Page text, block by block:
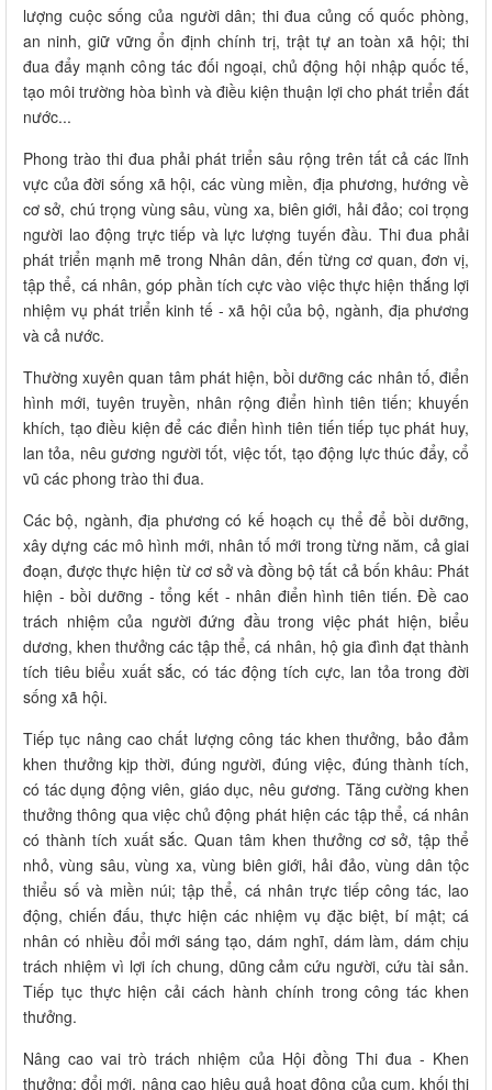
lượng cuộc sống của người dân; thi đua củng cố quốc phòng,
an ninh, giữ vững ổn định chính trị, trật tự an toàn xã hội; thi
đua đẩy mạnh công tác đối ngoại, chủ động hội nhập quốc tế,
tạo môi trường hòa bình và điều kiện thuận lợi cho phát triển đất
nước...
Phong trào thi đua phải phát triển sâu rộng trên tất cả các lĩnh
vực của đời sống xã hội, các vùng miền, địa phương, hướng về
cơ sở, chú trọng vùng sâu, vùng xa, biên giới, hải đảo; coi trọng
người lao động trực tiếp và lực lượng tuyến đầu. Thi đua phải
phát triển mạnh mẽ trong Nhân dân, đến từng cơ quan, đơn vị,
tập thể, cá nhân, góp phần tích cực vào việc thực hiện thắng lợi
nhiệm vụ phát triển kinh tế - xã hội của bộ, ngành, địa phương
và cả nước.
Thường xuyên quan tâm phát hiện, bồi dưỡng các nhân tố, điển
hình mới, tuyên truyền, nhân rộng điển hình tiên tiến; khuyến
khích, tạo điều kiện để các điển hình tiên tiến tiếp tục phát huy,
lan tỏa, nêu gương người tốt, việc tốt, tạo động lực thúc đẩy, cổ
vũ các phong trào thi đua.
Các bộ, ngành, địa phương có kế hoạch cụ thể để bồi dưỡng,
xây dựng các mô hình mới, nhân tố mới trong từng năm, cả giai
đoạn, được thực hiện từ cơ sở và đồng bộ tất cả bốn khâu: Phát
hiện - bồi dưỡng - tổng kết - nhân điển hình tiên tiến. Đề cao
trách nhiệm của người đứng đầu trong việc phát hiện, biểu
dương, khen thưởng các tập thể, cá nhân, hộ gia đình đạt thành
tích tiêu biểu xuất sắc, có tác động tích cực, lan tỏa trong đời
sống xã hội.
Tiếp tục nâng cao chất lượng công tác khen thưởng, bảo đảm
khen thưởng kịp thời, đúng người, đúng việc, đúng thành tích,
có tác dụng động viên, giáo dục, nêu gương. Tăng cường khen
thưởng thông qua việc chủ động phát hiện các tập thể, cá nhân
có thành tích xuất sắc. Quan tâm khen thưởng cơ sở, tập thể
nhỏ, vùng sâu, vùng xa, vùng biên giới, hải đảo, vùng dân tộc
thiểu số và miền núi; tập thể, cá nhân trực tiếp công tác, lao
động, chiến đấu, thực hiện các nhiệm vụ đặc biệt, bí mật; cá
nhân có nhiều đổi mới sáng tạo, dám nghĩ, dám làm, dám chịu
trách nhiệm vì lợi ích chung, dũng cảm cứu người, cứu tài sản.
Tiếp tục thực hiện cải cách hành chính trong công tác khen
thưởng.
Nâng cao vai trò trách nhiệm của Hội đồng Thi đua - Khen
thưởng; đổi mới, nâng cao hiệu quả hoạt động của cụm, khối thi